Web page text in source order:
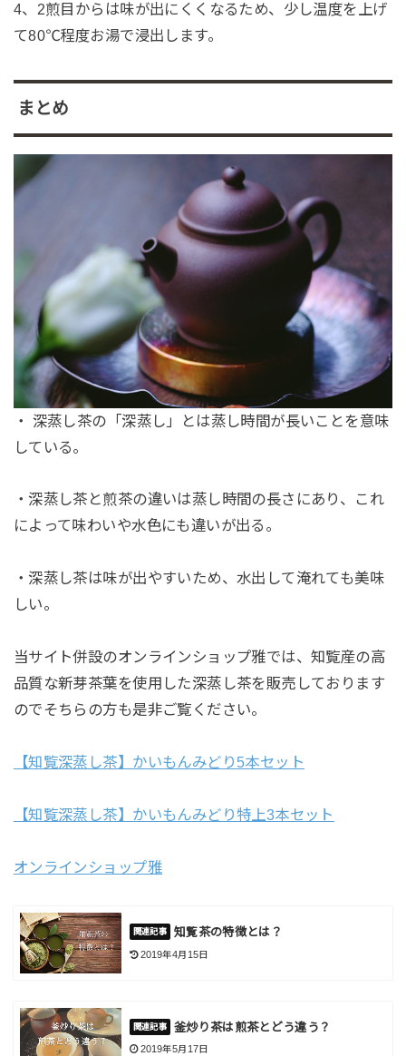
4、2煎目からは味が出にくくなるため、少し温度を上げ
て80℃程度お湯で浸出します。
まとめ
・ 深蒸し茶の「深蒸し」とは蒸し時間が長いことを意味
している。
・深蒸し茶と煎茶の違いは蒸し時間の長さにあり、これ
によって味わいや水色にも違いが出る。
・深蒸し茶は味が出やすいため、水出して淹れても美味
しい。
当サイト併設のオンラインショップ雅では、知覧産の高
品質な新芽茶葉を使用した深蒸し茶を販売しております
のでそちらの方も是非ご覧ください。
【知覧深蒸し茶】かいもんみどり5本セット
【知覧深蒸し茶】かいもんみどり特上3本セット
オンラインショップ雅
知覧茶の特徴とは？
2019年4月15日
釜炒り茶は煎茶とどう違う？
2019年5月17日